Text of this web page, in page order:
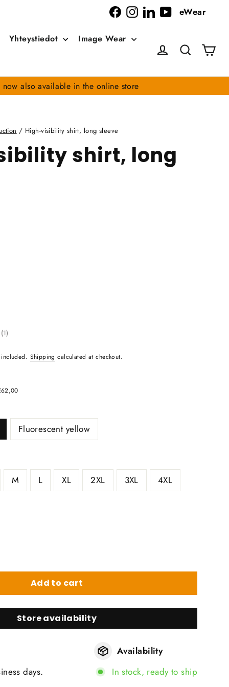
eWear
Yhteystiedot
Image Wear
Log in
Search
also available in the online store
/ High-visibility shirt, long sleeve
shirt, long
rating:
(votes:
1)
included. Shipping calculated at checkout.
Fluorescent yellow
M L XL 2XL 3XL 4XL
Add to cart
Store availability
days.
Availability
In stock, ready to ship